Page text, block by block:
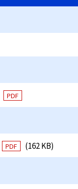
PDF
PDF (162 KB)